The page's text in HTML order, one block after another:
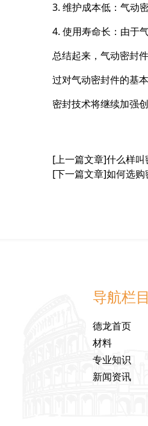
3. 维护成本低：气动
4. 使用寿命长：由于
总结起来，气动密封
过对气动密封件的基
密封技术将继续加强
[上一篇文章]什么样叫
[下一篇文章]如何选购
导航栏目
德龙首页
材料
专业知识
新闻资讯